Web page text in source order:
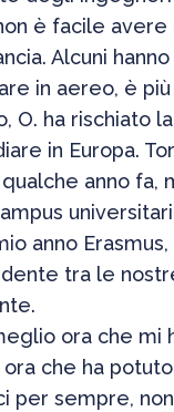
è facile avere
Alcuni
in aereo, è più
O. ha rischiato
in Europa.
anno fa,
anno
tra le
ora che mi
ora che ha
per sempre,